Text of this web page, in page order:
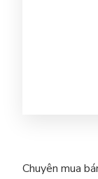
Chuyên mua